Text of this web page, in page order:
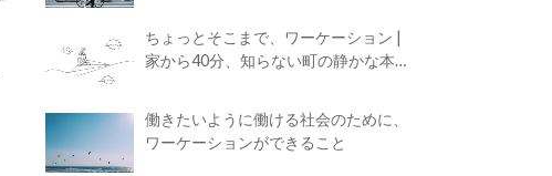
ちょっとそこまで、ワーケーション |
家から40分、知らない町の静かな本屋
働きたいように働ける社会のために、
ワーケーションができること